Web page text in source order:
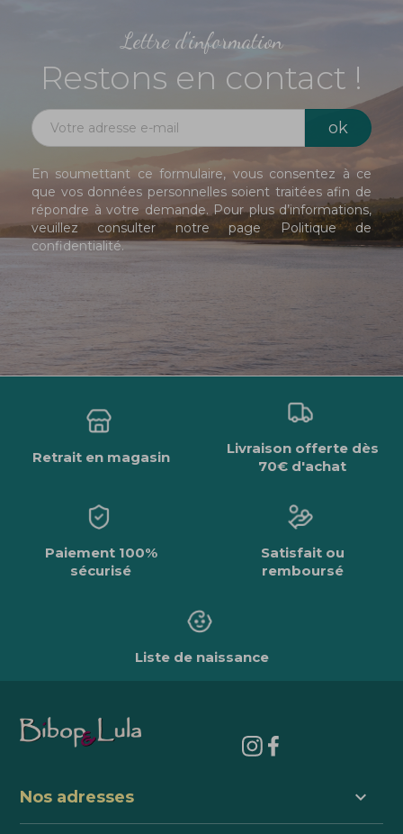
Lettre d'information
Restons en contact !
En soumettant ce formulaire, vous consentez à ce
que vos données personnelles soient traitées afin de
répondre à votre demande. Pour plus d’informations,
veuillez consulter notre page Politique de
confidentialité.
Retrait en magasin
Livraison offerte dès
70€ d'achat
Paiement 100%
sécurisé
Satisfait ou
remboursé
Liste de naissance
Nos adresses keyboard_arrow_down